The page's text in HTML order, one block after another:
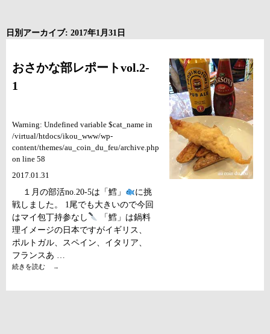
日別アーカイブ: 2017年1月31日
おさかな部レポートvol.2-
1
Warning: Undefined variable $cat_name in
/virtual/htdocs/ikou_www/wp-
content/themes/au_coin_du_feu/archive.php
on line 58
2017.01.31
１月の部活no.20-5は「鱈」
に挑
戦しました。 1尾でも大きいので今回
はマイ包丁持参なし
「鱈」は鍋料
理イメージの日本ですがイギリス、
ポルトガル、スペイン、イタリア、
フランスあ …
続きを読む →